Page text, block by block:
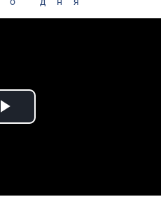
Play Video